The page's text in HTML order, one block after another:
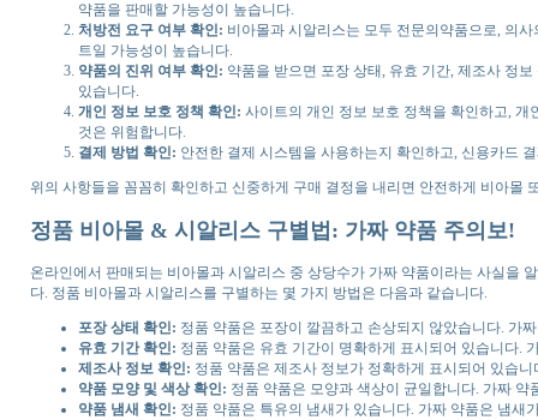
약품을 판매할 가능성이 높습니다.
처방전 요구 여부 확인: 비아몰과 시알리스는 모두 전문의약품으로, 의
트일 가능성이 높습니다.
약품의 진위 여부 확인: 약품을 받으면 포장 상태, 유효 기간, 제조사 정
있습니다.
개인 정보 보호 정책 확인: 사이트의 개인 정보 보호 정책을 확인하고,
것은 위험합니다.
결제 방법 확인: 안전한 결제 시스템을 사용하는지 확인하고, 신용카드
위의 사항들을 꼼꼼히 확인하고 신중하게 구매 결정을 내리면 안전하게 비아몰
정품 비아몰 & 시알리스 구별법: 가짜 약품 주의보!
온라인에서 판매되는 비아몰과 시알리스 중 상당수가 가짜 약품이라는 사실을
다. 정품 비아몰과 시알리스를 구별하는 몇 가지 방법은 다음과 같습니다.
포장 상태 확인: 정품 약품은 포장이 깔끔하고 손상되지 않았습니다. 가
유효 기간 확인: 정품 약품은 유효 기간이 명확하게 표시되어 있습니다.
제조사 정보 확인: 정품 약품은 제조사 정보가 정확하게 표시되어 있습
약품 모양 및 색상 확인: 정품 약품은 모양과 색상이 균일합니다. 가짜
약품 냄새 확인: 정품 약품은 특유의 냄새가 있습니다. 가짜 약품은 냄새